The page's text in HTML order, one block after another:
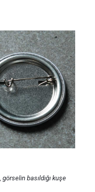
,görselin basıldığı kuşe